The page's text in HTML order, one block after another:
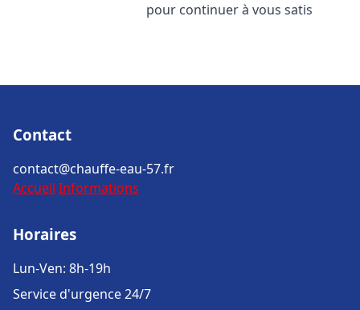
pour continuer à vous satis
Contact
contact@chauffe-eau-57.fr
Accueil Informations
Horaires
Lun-Ven: 8h-19h
Service d'urgence 24/7